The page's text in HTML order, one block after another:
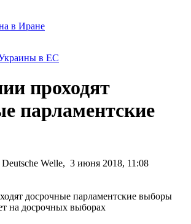
в Иране
в ЕС
проходят
парламентские
Deutsche Welle, 3 июня 2018, 11:08
на досрочных выборах